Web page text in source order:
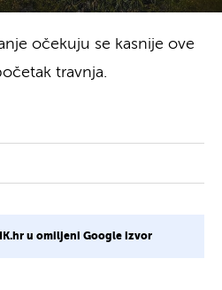
očekuju se kasnije ove
travnja.
u omiljeni Google izvor